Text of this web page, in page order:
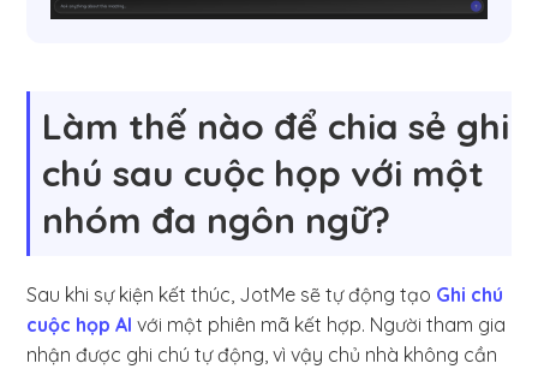
Làm thế nào để chia sẻ ghi
chú sau cuộc họp với một
nhóm đa ngôn ngữ?
Sau khi sự kiện kết thúc, JotMe sẽ tự động tạo Ghi chú
cuộc họp AI với một phiên mã kết hợp. Người tham gia
nhận được ghi chú tự động, vì vậy chủ nhà không cần